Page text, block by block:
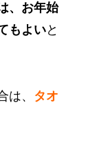
、お年始
もよいと
は、 タオ